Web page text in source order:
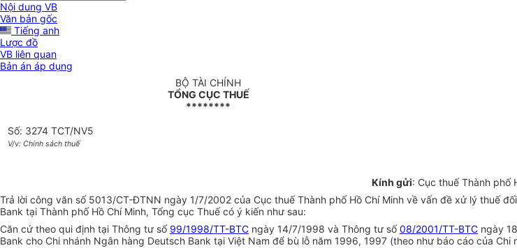
Nội dung VB
Văn bản gốc
Tiếng anh
Lược đồ
VB liên quan
Bản án áp dụng
BỘ TÀI CHÍNH
TỔNG CỤC THUẾ
********
Số: 3274 TCT/NV5
V/v: Chính sách thuế
Kính gửi: Cục thuế Thành phố
Trả lời công văn số 5013/CT-ĐTNN ngày 1/7/2002 của Cục thuế Thành phố Hồ Chí Minh về vấn đề xử lý thuế
Bank tại Thành phố Hồ Chí Minh, Tổng cục Thuế có ý kiến như sau:
Căn cứ theo qui định tại Thông tư số 99/1998/TT-BTC ngày 14/7/1998 và Thông tư số08/2001/TT-BTC ngày
Bank cho Chi nhánh Ngân hàng Deutsch Bank tại Việt Nam để bù lỗ năm 1996, 1997 (theo như báo cáo của